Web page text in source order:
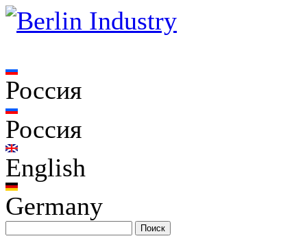
Россия
Россия
English
Germany